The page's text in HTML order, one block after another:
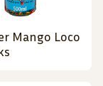
Mango Loco